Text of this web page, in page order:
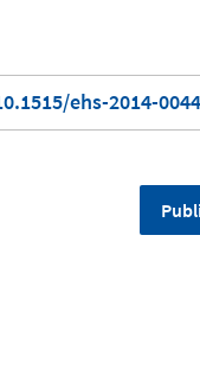
ehs-2014-0044